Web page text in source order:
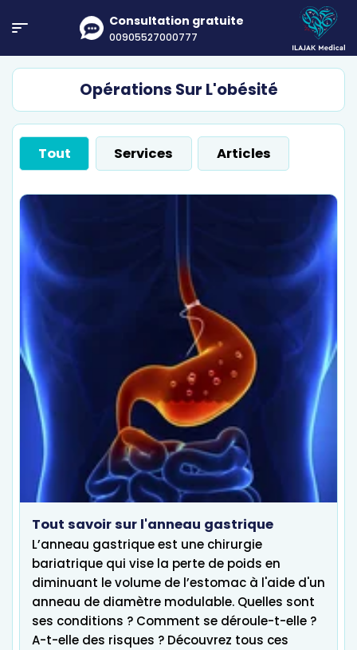
Consultation gratuite
00905527000777
Opérations Sur L'obésité
Tout Services Articles
Tout savoir sur l'anneau gastrique
L’anneau gastrique est une chirurgie
bariatrique qui vise la perte de poids en
diminuant le volume de l’estomac à l'aide d'un
anneau de diamètre modulable. Quelles sont
ses conditions ? Comment se déroule-t-elle ?
A-t-elle des risques ? Découvrez tous ces